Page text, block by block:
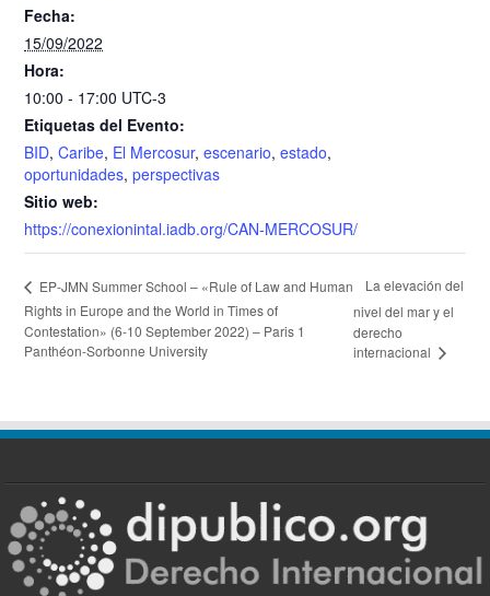
Fecha:
15/09/2022
Hora:
10:00 - 17:00 UTC-3
Etiquetas del Evento:
BID,Caribe, El Mercosur,escenario,estado,
oportunidades,perspectivas
Sitio web:
https://conexionintal.iadb.org/CAN-MERCOSUR/
EP-JMN Summer School – «Rule of Law and Human
Rights in Europe and the World in Times of
Contestation» (6-10 September 2022) – Paris 1
Panthéon-Sorbonne University
La elevación del
nivel del mar y el
derecho
internacional